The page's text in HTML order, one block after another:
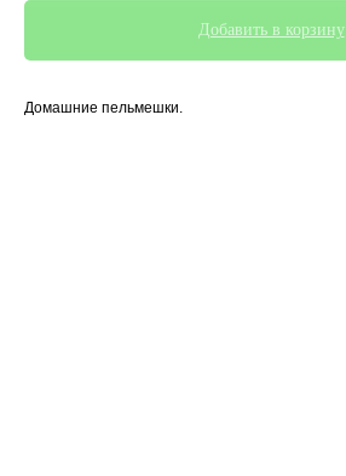
Добавить в корзину
Домашние пельмешки.